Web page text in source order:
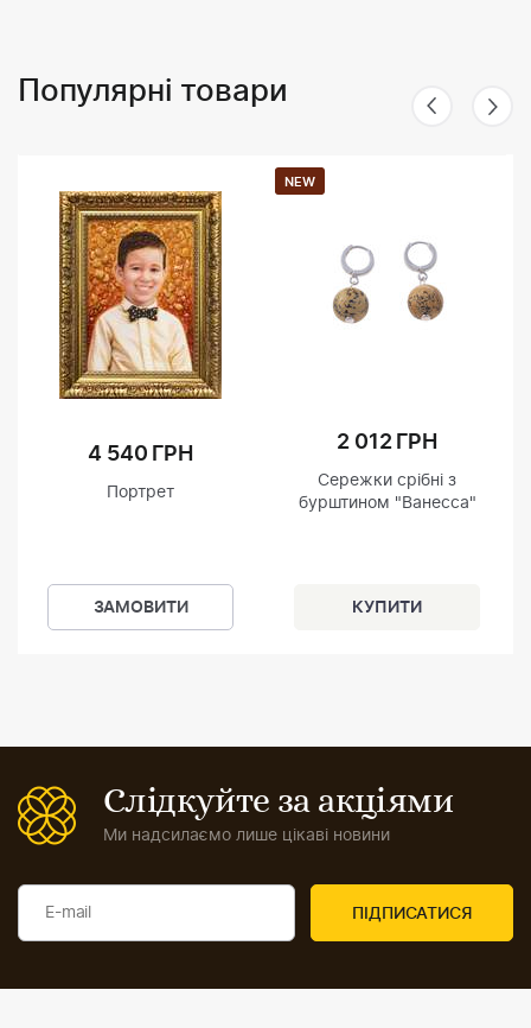
Популярні товари
4 540 ГРН
Портрет
ЗАМОВИТИ
NEW
2 012 ГРН
Сережки срібні з
бурштином "Ванесса"
Слідкуйте за акціями
Ми надсилаємо лише цікаві новини